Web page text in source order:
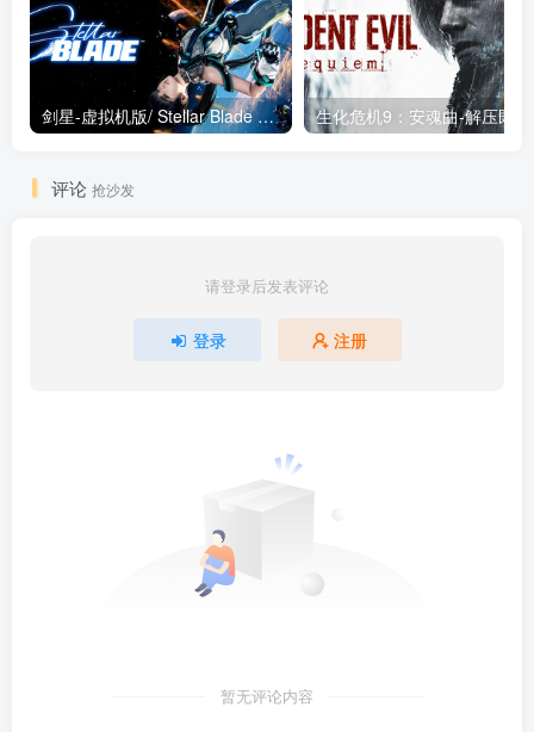
剑星-虚拟机版/ Stellar Blade v1.4.1|Build.19963153 终极版新补丁 送修改器 免安装中文版
评论 抢沙发
请登录后发表评论
登录 注册
暂无评论内容